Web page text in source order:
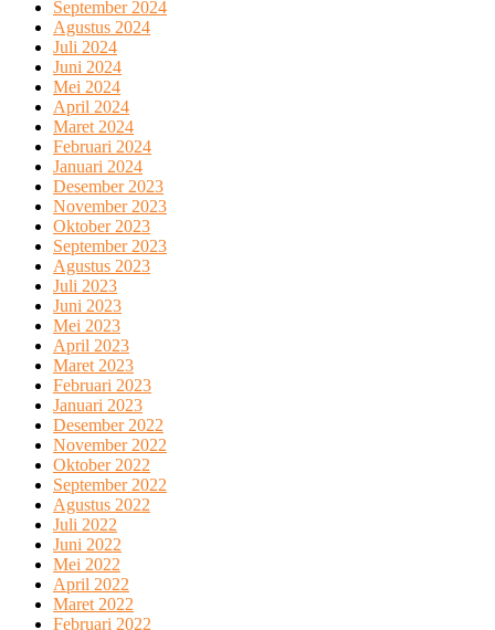
September 2024
Agustus 2024
Juli 2024
Juni 2024
Mei 2024
April 2024
Maret 2024
Februari 2024
Januari 2024
Desember 2023
November 2023
Oktober 2023
September 2023
Agustus 2023
Juli 2023
Juni 2023
Mei 2023
April 2023
Maret 2023
Februari 2023
Januari 2023
Desember 2022
November 2022
Oktober 2022
September 2022
Agustus 2022
Juli 2022
Juni 2022
Mei 2022
April 2022
Maret 2022
Februari 2022